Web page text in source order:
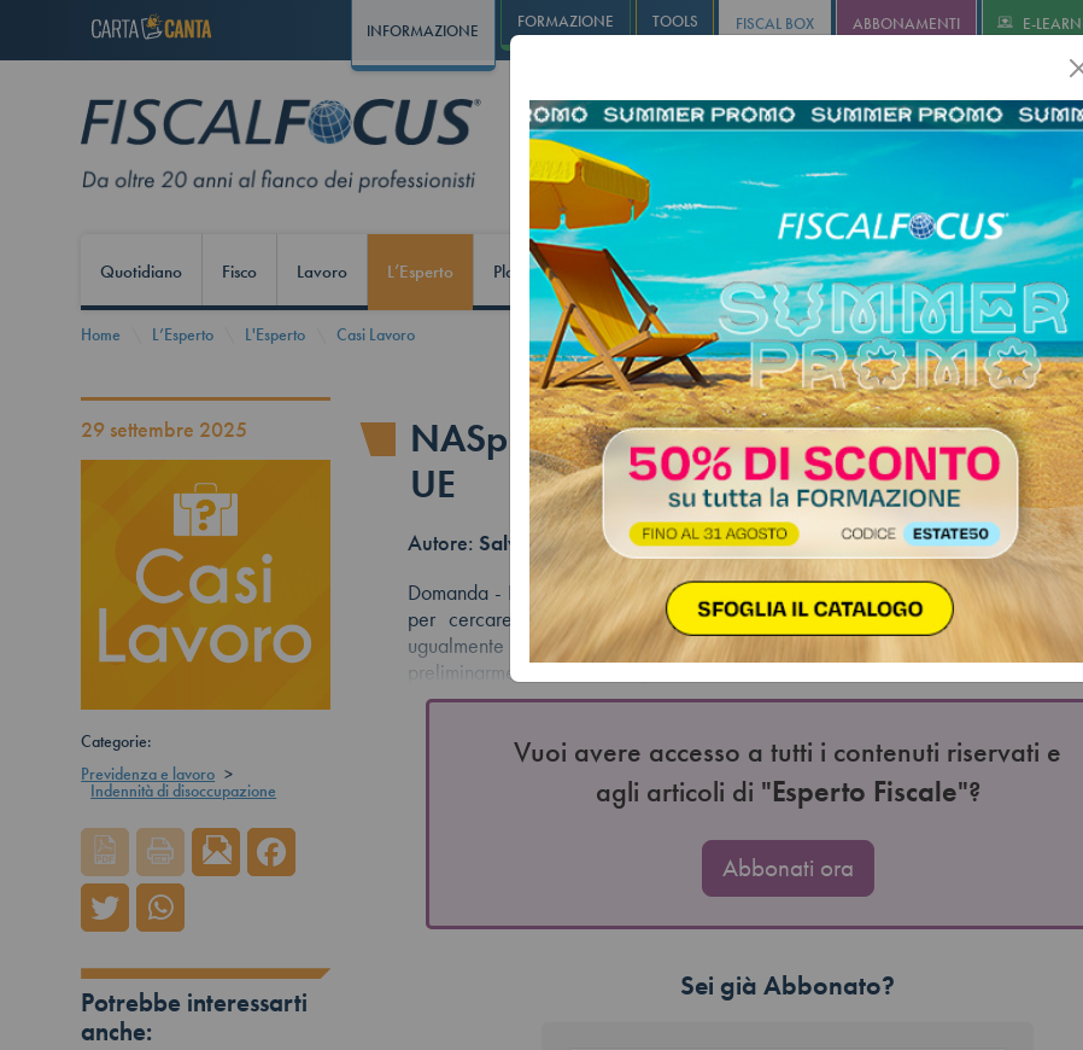
INFORMAZIONE FORMAZIONE TOOLS FISCAL BOX ABBONAMENTI E-
Quotidiano Fisco Lavoro L’Esperto Play Solution Infostudio Informa+ Agricoltura Revisione
Home L’Esperto L'Esperto Casi Lavoro
29 settembre 2025
Categorie:
Previdenza e lavoro >
Indennità di disoccupazione
Potrebbe interessarti
anche:
NASpI, portabilità della prestazione nei
UE
Autore: Salvatore Cortese
Domanda - Percepisco la NASpI da circa 2 mesi e ho intenzione di trasferirmi
per cercare lavoro. A tal riguardo, volevo sapere se l’indennità mi
ugualmente oppure, per via del trasferimento, decado dal diritto.Risposta –
preliminarmente che la NASpI è…
Vuoi avere accesso a tutti i contenuti riservati e
agli articoli di "Esperto Fiscale"?
Abbonati ora
Sei già Abbonato?